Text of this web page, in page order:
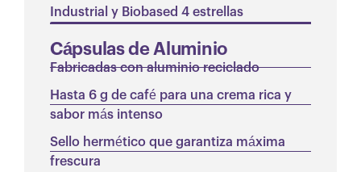
Industrial y Biobased 4 estrellas
Cápsulas de Aluminio
Fabricadas con aluminio reciclado
Hasta 6 g de café para una crema rica y
sabor más intenso
Sello hermético que garantiza máxima
frescura